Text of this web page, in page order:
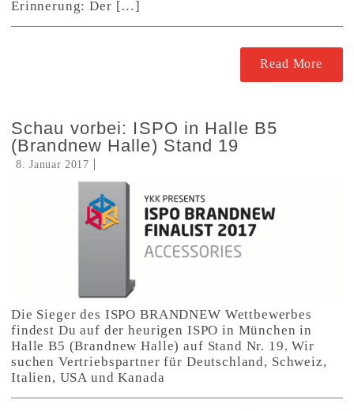
Erinnerung: Der […]
Read More
Schau vorbei: ISPO in Halle B5
(Brandnew Halle) Stand 19
8. Januar 2017
Die Sieger des ISPO BRANDNEW Wettbewerbes
findest Du auf der heurigen ISPO in München in
Halle B5 (Brandnew Halle) auf Stand Nr. 19. Wir
suchen Vertriebspartner für Deutschland, Schweiz,
Italien, USA und Kanada